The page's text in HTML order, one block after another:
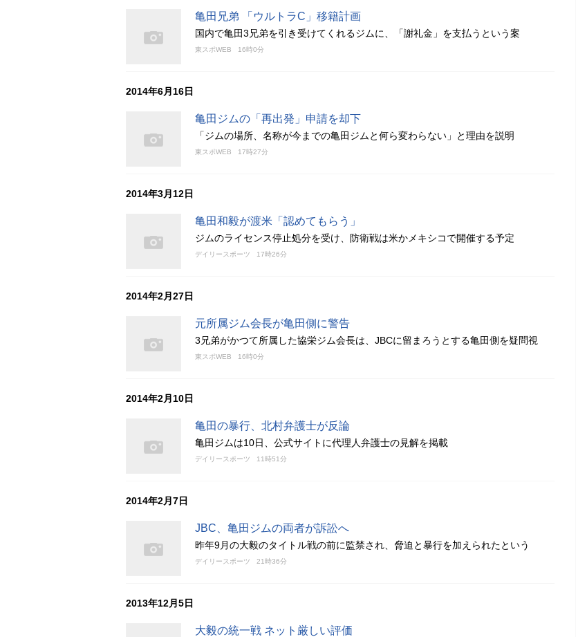
亀田兄弟 「ウルトラC」移籍計画
国内で亀田3兄弟を引き受けてくれるジムに、「謝礼金」を支払うという案
東スポWEB 16時0分
2014年6月16日
亀田ジムの「再出発」申請を却下
「ジムの場所、名称が今までの亀田ジムと何ら変わらない」と理由を説明
東スポWEB 17時27分
2014年3月12日
亀田和毅が渡米「認めてもらう」
ジムのライセンス停止処分を受け、防衛戦は米かメキシコで開催する予定
デイリースポーツ 17時26分
2014年2月27日
元所属ジム会長が亀田側に警告
3兄弟がかつて所属した協栄ジム会長は、JBCに留まろうとする亀田側を疑問視
東スポWEB 16時0分
2014年2月10日
亀田の暴行、北村弁護士が反論
亀田ジムは10日、公式サイトに代理人弁護士の見解を掲載
デイリースポーツ 11時51分
2014年2月7日
JBC、亀田ジムの両者が訴訟へ
昨年9月の大毅のタイトル戦の前に監禁され、脅迫と暴行を加えられたという
デイリースポーツ 21時36分
2013年12月5日
大毅の統一戦 ネット厳しい評価